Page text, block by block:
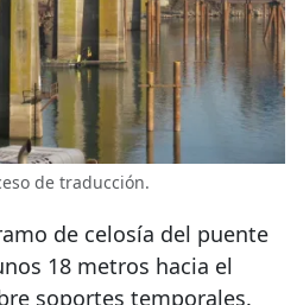
de traducción.
de celosía del puente
18 metros hacia el
soportes temporales.